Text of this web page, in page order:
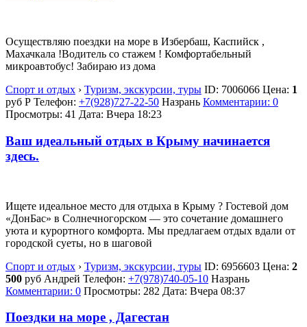
Осуществляю поездки на море в Избербаш, Каспийск ,
Махачкала !Водитель со стажем ! Комфортабельный
микроавтобус! Забираю из дома
Спорт и отдых › Туризм, экскурсии, туры ID: 7006066 Цена: 1
руб Р Телефон: +7(928)727-22-50 Назрань Комментарии: 0
Просмотры: 41 Дата: Вчера 18:23
Ваш идеальный отдых в Крыму начинается
здесь.
Ищете идеальное место для отдыха в Крыму ? Гостевой дом
«ДонБас» в Солнечногорском — это сочетание домашнего
уюта и курортного комфорта. Мы предлагаем отдых вдали от
городской суеты, но в шаговой
Спорт и отдых › Туризм, экскурсии, туры ID: 6956603 Цена: 2
500 руб Андрей Телефон: +7(978)740-05-10 Назрань
Комментарии: 0 Просмотры: 282 Дата: Вчера 08:37
Поездки на море , Дагестан